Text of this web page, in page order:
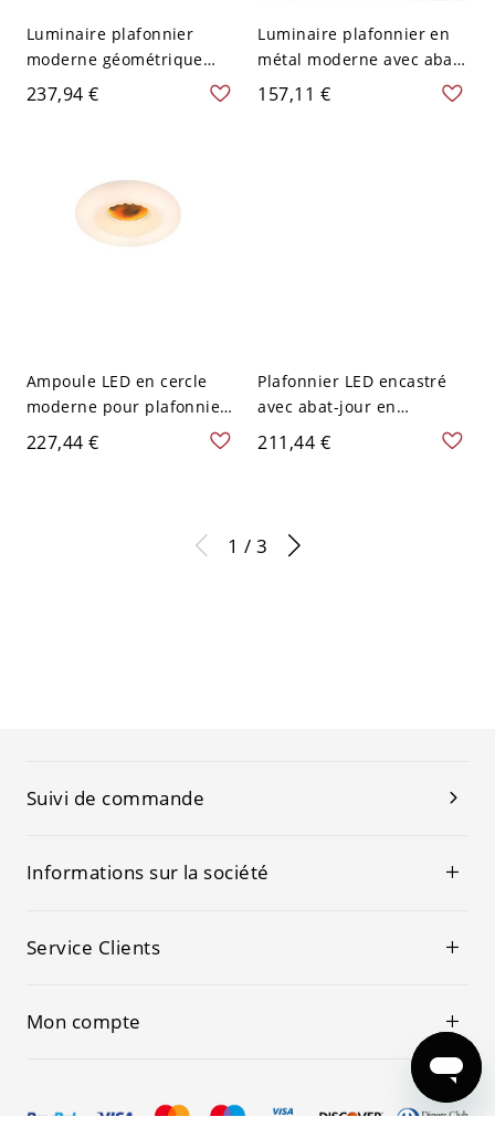
Luminaire plafonnier
moderne géométrique
avec ampoules LED, abat-
237,94 €
Luminaire plafonnier en
métal moderne avec abat-
jour en acrylique blanc -
157,11 €
Ampoule LED en cercle
moderne pour plafonnier
- Abat-jour blanc - Orange
110 V-120 V 41,91 cm
227,44 €
Plafonnier LED encastré
avec abat-jour en
acrylique et design
géométrique - Orange 110
211,44 €
1 / 3
Suivi de commande
Informations sur la société
Service Clients
Mon compte